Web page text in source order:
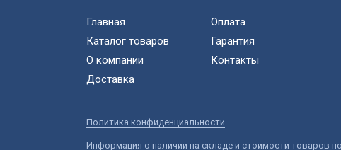
Главная
Каталог товаров
О компании
Доставка
Оплата
Гарантия
Контакты
Политика конфиденциальности
Информация о наличии на складе и стоимости товаров